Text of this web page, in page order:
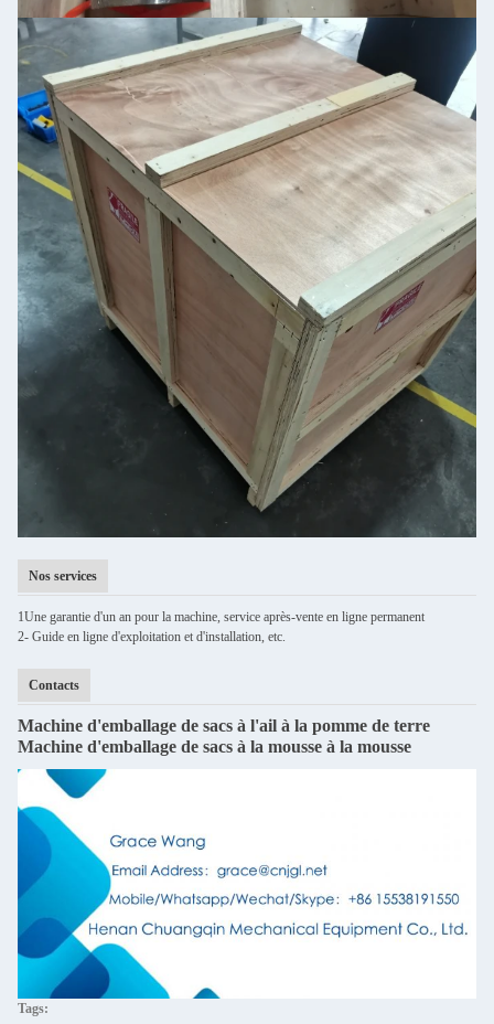
Nos services
1Une garantie d'un an pour la machine, service après-vente en ligne permanent
2- Guide en ligne d'exploitation et d'installation, etc.
Contacts
Machine d'emballage de sacs à l'ail à la pomme de terre
Machine d'emballage de sacs à la mousse à la mousse
Tags: